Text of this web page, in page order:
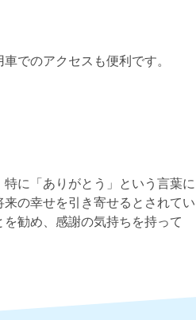
でのアクセスも便利です。
に「ありがとう」という言葉に
の幸せを引き寄せるとされてい
勧め、感謝の気持ちを持って